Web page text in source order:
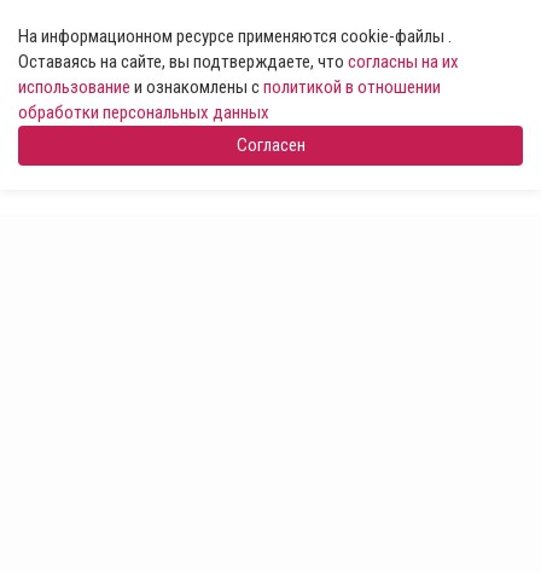
На информационном ресурсе применяются cookie-файлы .
Оставаясь на сайте, вы подтверждаете, что согласны на их
использование и ознакомлены сполитикой в отношении
обработки персональных данных
Согласен